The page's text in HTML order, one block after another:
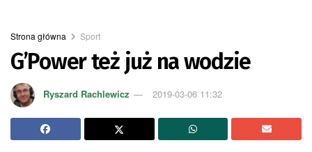
Strona główna Sport
G’Power też już na wodzie
Ryszard Rachlewicz 2019-03-06 11:32